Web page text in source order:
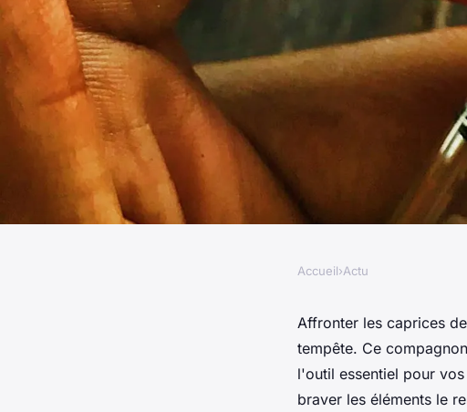
Pour vos activités au
pour le briquet
Accueil›Actu
Affronter les caprices
tempête. Ce
l'outil essentiel pour
braver les éléments le